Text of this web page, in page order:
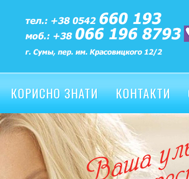
КОРИСНО ЗНАТИ КОНТАКТИ